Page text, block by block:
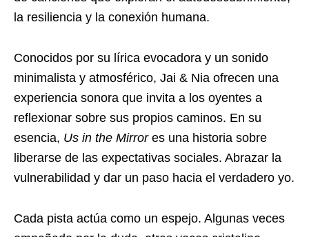
la resiliencia y la conexión humana.
Conocidos por su lírica evocadora y un sonido
minimalista y atmosférico, Jai & Nia ofrecen una
experiencia sonora que invita a los oyentes a
reflexionar sobre sus propios caminos. En su
esencia, Us in the Mirrores una historia sobre
liberarse de las expectativas sociales. Abrazar la
vulnerabilidad y dar un paso hacia el verdadero yo.
Cada pista actúa como un espejo. Algunas veces